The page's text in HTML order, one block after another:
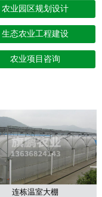
农业园区规划设计
生态农业工程建设
农业项目咨询
连栋温室大棚